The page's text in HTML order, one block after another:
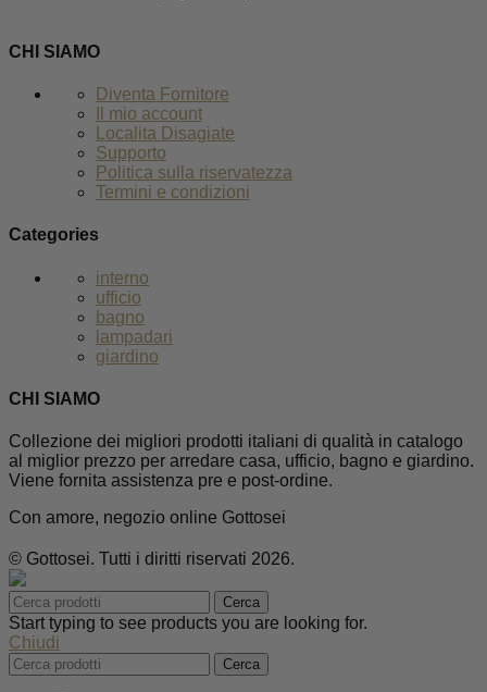
CHI SIAMO
Diventa Fornitore
Il mio account
Localita Disagiate
Supporto
Politica sulla riservatezza
Termini e condizioni
Categories
interno
ufficio
bagno
lampadari
giardino
CHI SIAMO
Collezione dei migliori prodotti italiani di qualità in catalogo
al miglior prezzo per arredare casa, ufficio, bagno e giardino.
Viene fornita assistenza pre e post-ordine.
Con amore, negozio online Gottosei
© Gottosei. Tutti i diritti riservati 2026.
Cerca
Start typing to see products you are looking for.
Chiudi
Cerca